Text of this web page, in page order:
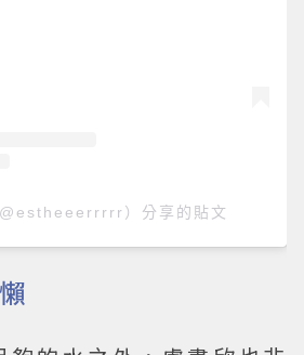
）分享的貼文